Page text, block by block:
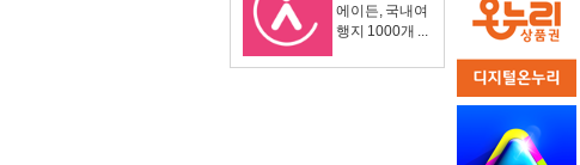
에이든, 국내여
행지 1000개 ...